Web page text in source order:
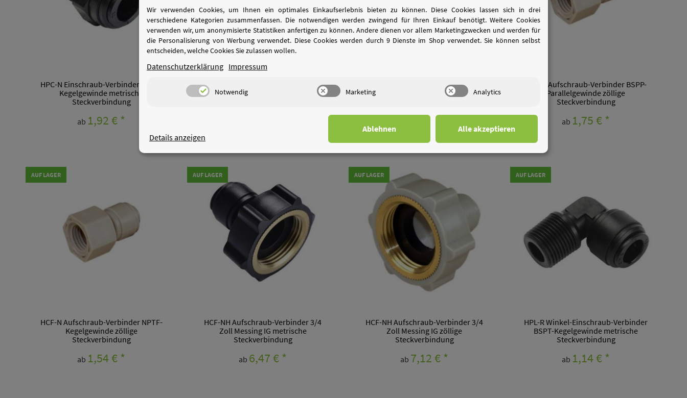
HPC-N Einschraub-Verbinder NPTF-
Kegelgewinde metrische
Steckverbindung
ab 1,92 €*
HPC-N Einschraub-Verbinder NPTF-
Kegelgewinde zöllige
HCF-G Aufschraub-Verbinder BSPP-
Parallelgewinde metrische
1,45 €*
HCF-G Aufschraub-Verbinder BSPP-
Parallelgewinde zöllige
Steckverbindung
ab 1,75 €*
AUF LAGER
HCF-N Aufschraub-Verbinder NPTF-
Kegelgewinde zöllige
Steckverbindung
ab 1,54 €*
AUF LAGER
HCF-NH Aufschraub-Verbinder 3/4
Zoll Messing IG metrische
Steckverbindung
ab 6,47 €*
AUF LAGER
HCF-NH Aufschraub-Verbinder 3/4
Zoll Messing IG zöllige
Steckverbindung
ab 7,12 €*
AUF LAGER
HPL-R Winkel-Einschraub-Verbinder
BSPT-Kegelgewinde metrische
Steckverbindung
ab 1,14 €*
Wir verwenden Cookies, um Ihnen ein optimales Einkaufserlebnis bieten zu können. Diese Cookies lassen sich in drei
verschiedene Kategorien zusammenfassen. Die notwendigen werden zwingend für Ihren Einkauf benötigt. Weitere Cookies
verwenden wir, um anonymisierte Statistiken anfertigen zu können. Andere dienen vor allem Marketingzwecken und werden für
die Personalisierung von Werbung verwendet. Diese Cookies werden durch 9 Dienste im Shop verwendet. Sie können selbst
entscheiden, welche Cookies Sie zulassen wollen.
Datenschutzerklärung Impressum
Notwendig Marketing Analytics
Details anzeigen
Ablehnen Alle akzeptieren